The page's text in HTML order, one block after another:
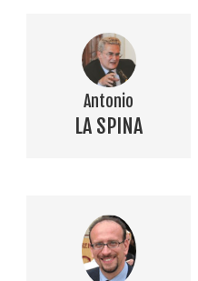
Antonio
LA SPINA